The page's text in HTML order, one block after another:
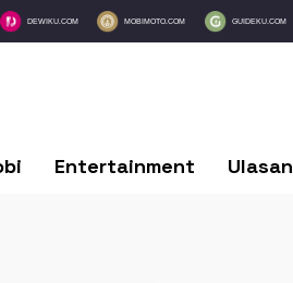
DEWIKU.COM MOBIMOTO.COM GUIDEKU.COM
Entertainment Ulasan